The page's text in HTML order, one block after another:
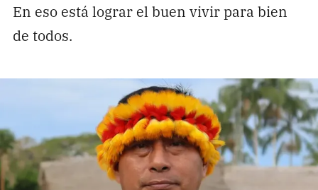
En eso está lograr el buen vivir para bien
de todos.